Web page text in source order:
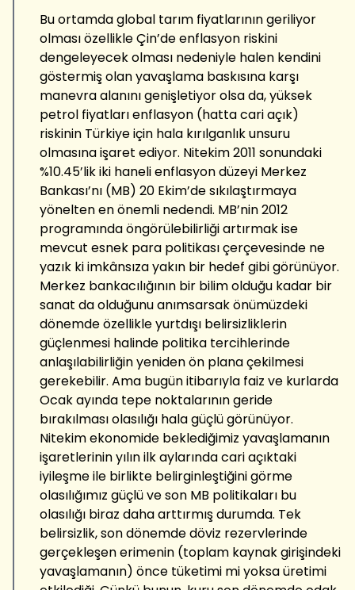
Bu ortamda global tarım fiyatlarının geriliyor
olması özellikle Çin’de enflasyon riskini
dengeleyecek olması nedeniyle halen kendini
göstermiş olan yavaşlama baskısına karşı
manevra alanını genişletiyor olsa da, yüksek
petrol fiyatları enflasyon (hatta cari açık)
riskinin Türkiye için hala kırılganlık unsuru
olmasına işaret ediyor. Nitekim 2011 sonundaki
%10.45’lik iki haneli enflasyon düzeyi Merkez
Bankası’nı (MB) 20 Ekim’de sıkılaştırmaya
yönelten en önemli nedendi. MB’nin 2012
programında öngörülebilirliği artırmak ise
mevcut esnek para politikası çerçevesinde ne
yazık ki imkânsıza yakın bir hedef gibi görünüyor.
Merkez bankacılığının bir bilim olduğu kadar bir
sanat da olduğunu anımsarsak önümüzdeki
dönemde özellikle yurtdışı belirsizliklerin
güçlenmesi halinde politika tercihlerinde
anlaşılabilirliğin yeniden ön plana çekilmesi
gerekebilir. Ama bugün itibarıyla faiz ve kurlarda
Ocak ayında tepe noktalarının geride
bırakılması olasılığı hala güçlü görünüyor.
Nitekim ekonomide beklediğimiz yavaşlamanın
işaretlerinin yılın ilk aylarında cari açıktaki
iyileşme ile birlikte belirginleştiğini görme
olasılığımız güçlü ve son MB politikaları bu
olasılığı biraz daha arttırmış durumda. Tek
belirsizlik, son dönemde döviz rezervlerinde
gerçekleşen erimenin (toplam kaynak girişindeki
yavaşlamanın) önce tüketimi mi yoksa üretimi